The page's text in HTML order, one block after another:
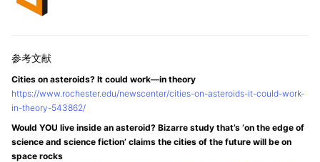
Cities on asteroids? It could work—in theory
https://www.rochester.edu/newscenter/cities-on-asteroids-it-could-work-
in-theory-543862/
Would YOU live inside an asteroid? Bizarre study that’s ‘on the edge of
science and science fiction’ claims the cities of the future will be on
space rocks